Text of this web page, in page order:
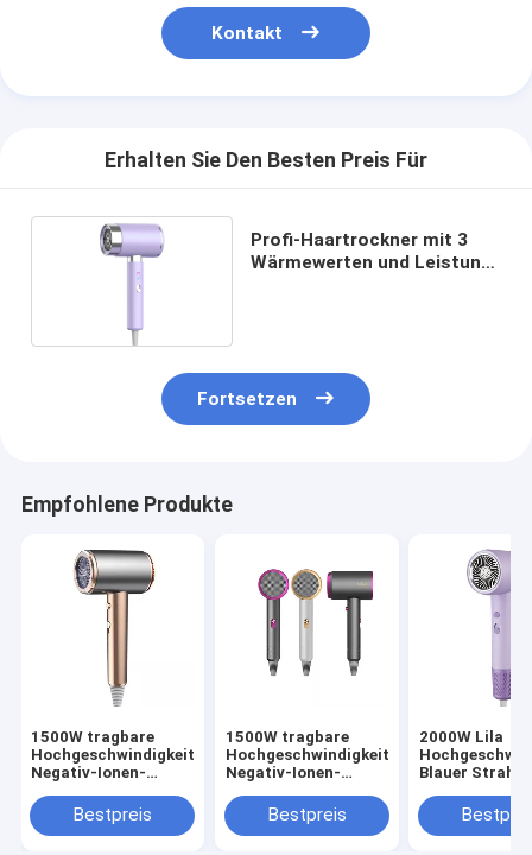
Kontakt
Erhalten Sie Den Besten Preis Für
Profi-Haartrockner mit 3
Wärmewerten und Leistung
Fortsetzen
Empfohlene Produkte
1500W tragbare
Hochgeschwindigkeits-
Negativ-Ionen-
Elektrische
Haartrockner für
Bestpreis
1500W tragbare
Hochgeschwindigkeits-
Negativ-Ionen-
Elektrische
Haartrockner für
Bestpreis
2000W Lila
Blauer Strahl
Haartrockner
Temperatur